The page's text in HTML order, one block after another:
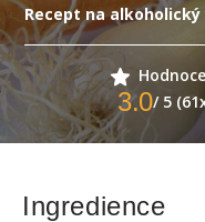
Recept na
3.0/ 5
Ingredience